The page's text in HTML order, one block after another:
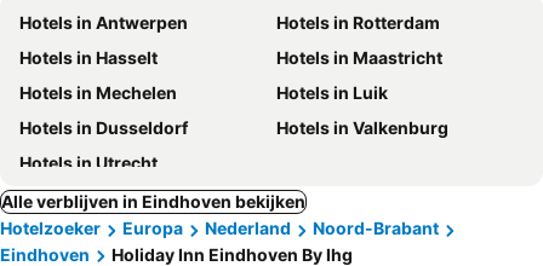
Hotels in Antwerpen
Hotels in Rotterdam
Hotels in Hasselt
Hotels in Maastricht
Hotels in Mechelen
Hotels in Luik
Hotels in Dusseldorf
Hotels in Valkenburg
Hotels in Utrecht
Alle verblijven in Eindhoven bekijken
Hotelzoeker
Europa Nederland
Noord-Brabant
Eindhoven
Holiday Inn Eindhoven By Ihg